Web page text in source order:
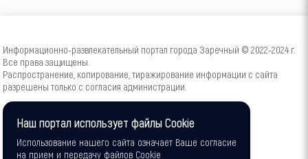
Информационно-развлекательный портал города Заречный © 2022-2024 г.
Все права защищены.
Распространение, копирование, тиражирование информации с сайта
разрешены только с согласия администрации.
16+Наш портал использует файлы Cookie
Использование нашего сайта означает Ваше согласие
на прием и передачу файлов Cookie